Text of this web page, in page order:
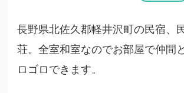
長野県北佐久郡軽井沢町の民宿、
荘。全室和室なのでお部屋で仲間
ロゴロできます。